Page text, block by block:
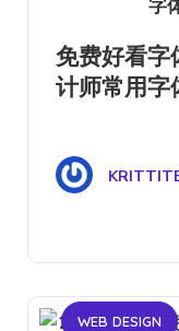
免费好看字
计师常用字
WEB DESIGN